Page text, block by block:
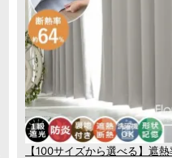
【100サイズから選べる】遮